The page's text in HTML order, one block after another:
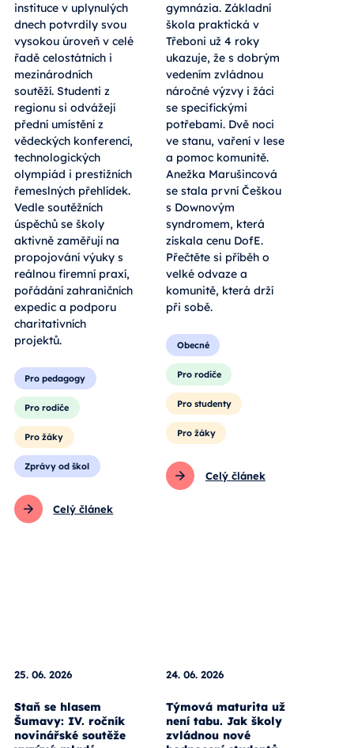
instituce v uplynulých
dnech potvrdily svou
vysokou úroveň v celé
řadě celostátních i
mezinárodních
soutěží. Studenti z
regionu si odvážejí
přední umístění z
vědeckých konferencí,
technologických
olympiád i prestižních
řemeslných přehlídek.
Vedle soutěžních
úspěchů se školy
aktivně zaměřují na
propojování výuky s
reálnou firemní praxí,
pořádání zahraničních
expedic a podporu
charitativních
projektů.
Pro pedagogy
Pro rodiče
Pro žáky
Zprávy od škol
Celý článek
gymnázia. Základní
škola praktická v
Třeboni už 4 roky
ukazuje, že s dobrým
vedením zvládnou
náročné výzvy i žáci
se specifickými
potřebami. Dvě noci
ve stanu, vaření v lese
a pomoc komunitě.
Anežka Marušincová
se stala první Češkou
s Downovým
syndromem, která
získala cenu DofE.
Přečtěte si příběh o
velké odvaze a
komunitě, která drží
při sobě.
Obecné
Pro rodiče
Pro studenty
Pro žáky
Celý článek
25. 06. 2026
Staň se hlasem
Šumavy: IV. ročník
novinářské soutěže
24. 06. 2026
Týmová maturita už
není tabu. Jak školy
zvládnou nové